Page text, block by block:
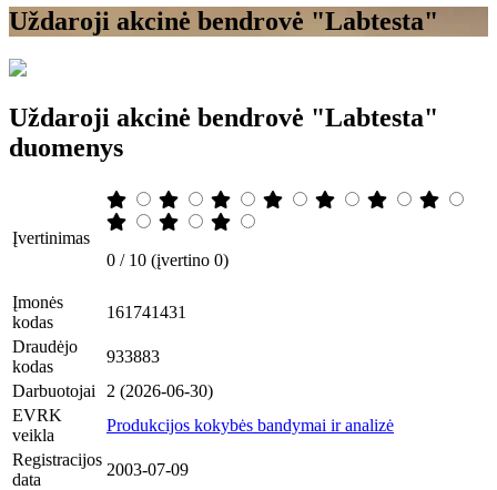
Uždaroji akcinė bendrovė "Labtesta"
Uždaroji akcinė bendrovė "Labtesta"
duomenys
Įvertinimas
0 / 10 (įvertino 0)
Įmonės
kodas
161741431
Draudėjo
kodas
933883
Darbuotojai
2 (2026-06-30)
EVRK
veikla
Produkcijos kokybės bandymai ir analizė
Registracijos
data
2003-07-09